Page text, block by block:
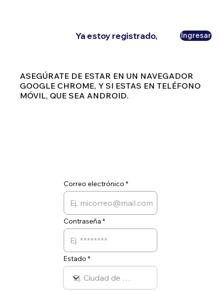
Ya estoy registrado, Ingresar
Estado
Contraseña
Correo electrónico
ASEGÚRATE DE ESTAR EN UN NAVEGADOR
GOOGLE CHROME, Y SI ESTAS EN TELÉFONO
MÓVIL, QUE SEA ANDROID.